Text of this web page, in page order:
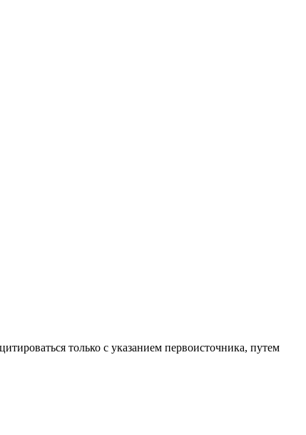
только с указанием первоисточника, путем